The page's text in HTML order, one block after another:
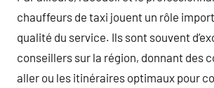
chauffeurs de taxi jouent un rôle
qualité du service. Ils sont souvent
conseillers sur la région, donnant des
aller ou les itinéraires optimaux pour